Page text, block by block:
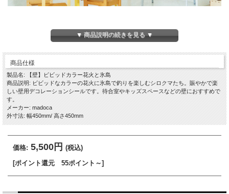
▼ 商品説明の続きを見る ▼
商品仕様
製品名: 【壁】ビビッドカラー花火と氷島
商品説明: ビビッドなカラーの花火に氷島で釣りを楽しむシロクマたち。賑やかで楽
しい壁用デコレーションシールです。待合室やキッズスペースなどの壁におすすめで
す。
メーカー: madoca
外寸法: 幅450mm/ 高さ450mm
価格: 5,500円 (税込)
[ポイント還元 55ポイント～]